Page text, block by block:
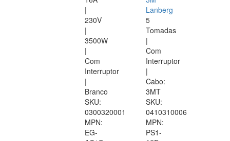
|
230V
|
3500W
|
Com
Interruptor
|
Branco
SKU:
0300320001
MPN:
EG-
Lanberg
5
Tomadas
|
Com
Interruptor
|
Cabo:
3MT
SKU:
0410310006
MPN:
PS1-